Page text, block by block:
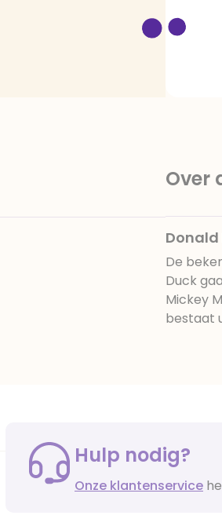
Over
Donald
De
Duck
Mickey
bestaat
Hulp nodig?
Onze klantenservice